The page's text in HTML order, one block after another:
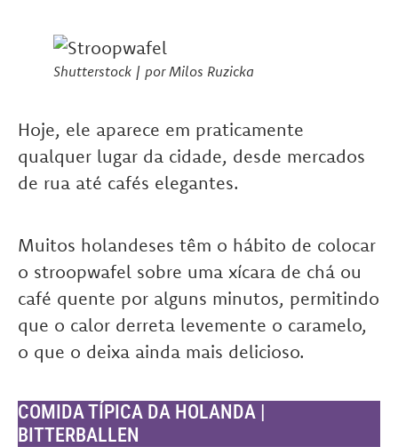
Shutterstock | por Milos Ruzicka
Hoje, ele aparece em praticamente
qualquer lugar da cidade, desde mercados
de rua até cafés elegantes.
Muitos holandeses têm o hábito de colocar
o stroopwafel sobre uma xícara de chá ou
café quente por alguns minutos, permitindo
que o calor derreta levemente o caramelo,
o que o deixa ainda mais delicioso.
COMIDA TÍPICA DA HOLANDA |
BITTERBALLEN